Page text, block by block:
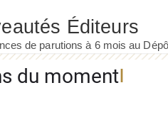
du moment